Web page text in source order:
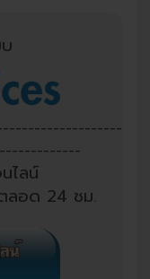
ไลน์
ลอด 24 ชม.